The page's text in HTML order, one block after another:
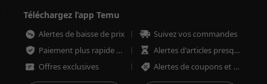
Téléchargez l’app Temu
Alertes de baisse de prix
Suivez vos commandes
Paiement plus rapide et plus sécurisé
Alertes d'articles presque épuisés
Offres exclusives
Alertes de coupons et d'offres